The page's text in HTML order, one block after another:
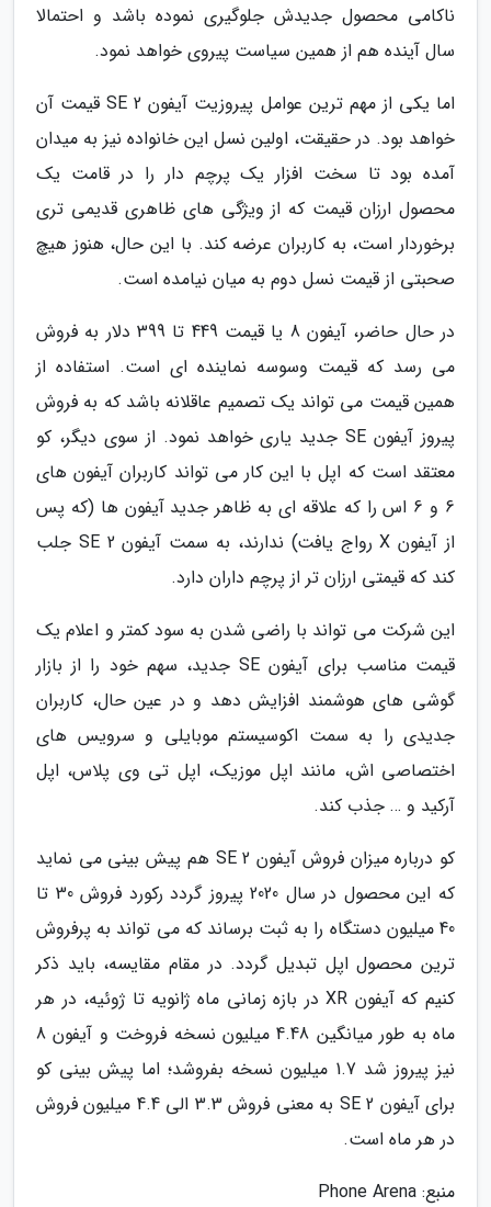
ناکامی محصول جدیدش جلوگیری نموده باشد و احتمالا
سال آینده هم از همین سیاست پیروی خواهد نمود.
اما یکی از مهم ترین عوامل پیروزیت آیفون SE 2 قیمت آن
خواهد بود. در حقیقت، اولین نسل این خانواده نیز به میدان
آمده بود تا سخت افزار یک پرچم دار را در قامت یک
محصول ارزان قیمت که از ویژگی های ظاهری قدیمی تری
برخوردار است، به کاربران عرضه کند. با این حال، هنوز هیچ
صحبتی از قیمت نسل دوم به میان نیامده است.
در حال حاضر، آیفون 8 یا قیمت 449 تا 399 دلار به فروش
می رسد که قیمت وسوسه نماینده ای است. استفاده از
همین قیمت می تواند یک تصمیم عاقلانه باشد که به فروش
پیروز آیفون SE جدید یاری خواهد نمود. از سوی دیگر، کو
معتقد است که اپل با این کار می تواند کاربران آیفون های
6 و 6 اس را که علاقه ای به ظاهر جدید آیفون ها (که پس
از آیفون X رواج یافت) ندارند، به سمت آیفون SE 2 جلب
کند که قیمتی ارزان تر از پرچم داران دارد.
این شرکت می تواند با راضی شدن به سود کمتر و اعلام یک
قیمت مناسب برای آیفون SE جدید، سهم خود را از بازار
گوشی های هوشمند افزایش دهد و در عین حال، کاربران
جدیدی را به سمت اکوسیستم موبایلی و سرویس های
اختصاصی اش، مانند اپل موزیک، اپل تی وی پلاس، اپل
آرکید و … جذب کند.
کو درباره میزان فروش آیفون SE 2 هم پیش بینی می نماید
که این محصول در سال 2020 پیروز گردد رکورد فروش 30 تا
40 میلیون دستگاه را به ثبت برساند که می تواند به پرفروش
ترین محصول اپل تبدیل گردد. در مقام مقایسه، باید ذکر
کنیم که آیفون XR در بازه زمانی ماه ژانویه تا ژوئیه، در هر
ماه به طور میانگین 4.48 میلیون نسخه فروخت و آیفون 8
نیز پیروز شد 1.7 میلیون نسخه بفروشد؛ اما پیش بینی کو
برای آیفون SE 2 به معنی فروش 3.3 الی 4.4 میلیون فروش
در هر ماه است.
منبع: Phone Arena